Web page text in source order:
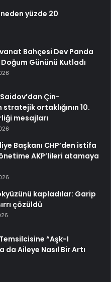
yüzde 20
Bahçesi Dev Panda
Doğum Gününü Kutladı
Çin-
ortaklığının 10.
mesajları
Başkanı CHP’den istifa
AKP’lileri atamaya
kapladılar: Garip
çözüldü
“Aşk-I
da Aileye Nasıl Bir Artı